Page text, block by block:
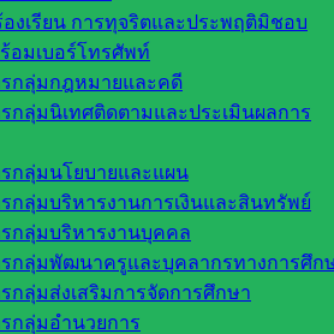
องเรียน การทุจริตและประพฤติมิชอบ
อมเบอร์โทรศัพท์
รกลุ่มกฎหมายและคดี
กลุ่มนิเทศติดตามและประเมินผลการ
กลุ่มนโยบายและแผน
กลุ่มบริหารงานการเงินและสินทรัพย์
กลุ่มบริหารงานบุคคล
รกลุ่มพัฒนาครูและบุคลากรทางการศึก
กลุ่มส่งเสริมการจัดการศึกษา
กลุ่มอำนวยการ